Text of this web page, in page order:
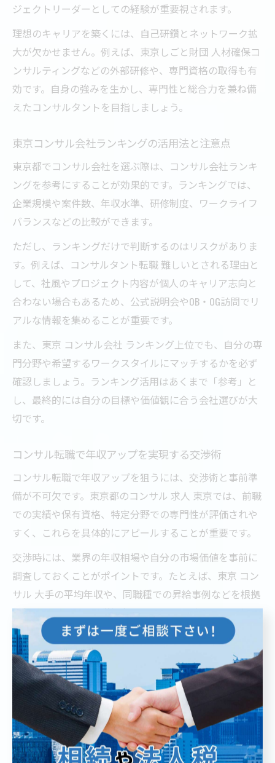
ジェクトリーダーとしての経験が重要視されます。
理想のキャリアを築くには、自己研鑽とネットワーク拡
大が欠かせません。例えば、東京しごと財団 人材確保コ
ンサルティングなどの外部研修や、専門資格の取得も有
効です。自身の強みを生かし、専門性と総合力を兼ね備
えたコンサルタントを目指しましょう。
東京コンサル会社ランキングの活用法と注意点
東京都でコンサル会社を選ぶ際は、コンサル会社ランキ
ングを参考にすることが効果的です。ランキングでは、
企業規模や案件数、年収水準、研修制度、ワークライフ
バランスなどの比較ができます。
ただし、ランキングだけで判断するのはリスクがありま
す。例えば、コンサルタント転職 難しいとされる理由と
して、社風やプロジェクト内容が個人のキャリア志向と
合わない場合もあるため、公式説明会やOB・OG訪問でリ
アルな情報を集めることが重要です。
また、東京 コンサル会社 ランキング上位でも、自分の専
門分野や希望するワークスタイルにマッチするかを必ず
確認しましょう。ランキング活用はあくまで「参考」と
し、最終的には自分の目標や価値観に合う会社選びが大
切です。
コンサル転職で年収アップを実現する交渉術
コンサル転職で年収アップを狙うには、交渉術と事前準
備が不可欠です。東京都のコンサル 求人 東京では、前職
での実績や保有資格、特定分野での専門性が評価されや
すく、これらを具体的にアピールすることが重要です。
交渉時には、業界の年収相場や自分の市場価値を事前に
調査しておくことがポイントです。たとえば、東京 コン
サル 大手の平均年収や、同職種での昇給事例などを根拠
に提示することで、説得力を高めることができます。
注意点としては、年収だけでなく、業務内容や昇進スピ
ード、研修制度なども総合的に確認しましょう。コンサ
ル転職 後悔しないためにも、自身の希望条件と企業側の
提示条件をしっかり擦り合わせる姿勢が大切です。
コンサル業界の現実と成功への近